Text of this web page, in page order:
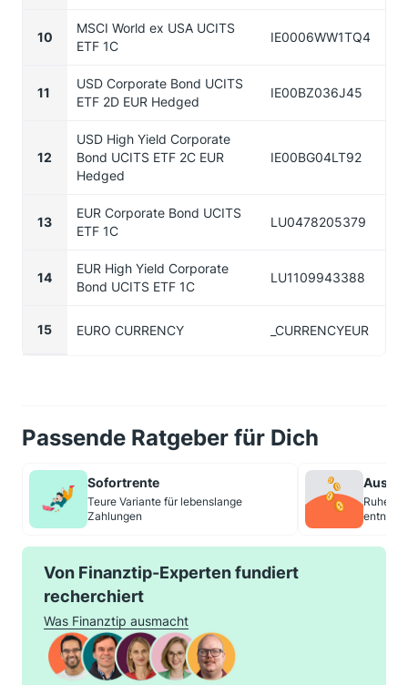
10
MSCI World ex USA UCITS
ETF 1C
IE0006WW1TQ4
11
USD Corporate Bond UCITS
ETF 2D EUR Hedged
IE00BZ036J45
12
USD High Yield Corporate
Bond UCITS ETF 2C EUR
Hedged
IE00BG04LT92
13
EUR Corporate Bond UCITS
ETF 1C
LU0478205379
14
EUR High Yield Corporate
Bond UCITS ETF 1C
LU1109943388
15 EURO CURRENCY _CURRENCYEUR
Passende Ratgeber für Dich
Sofortrente
Teure Variante für lebenslange
Zahlungen
Von Finanztip-Experten fundiert
recherchiert
Was Finanztip ausmacht